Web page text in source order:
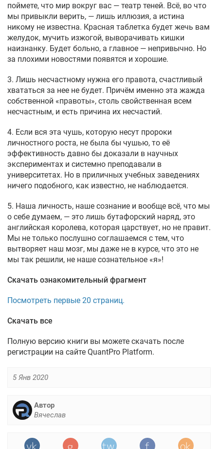
поймете, что мир вокруг вас — театр теней. Всё, во что
мы привыкли верить, — лишь иллюзия, а истина
никому не известна. Красная таблетка будет жечь вам
желудок, мучить изжогой, выворачивать кишки
наизнанку. Будет больно, а главное — непривычно. Но
за плохими новостями появятся и хорошие.
3. Лишь несчастному нужна его правота, счастливый
хвататься за нее не будет. Причём именно эта жажда
собственной «правоты», столь свойственная всем
несчастным, и есть причина их несчастий.
4. Если вся эта чушь, которую несут пророки
личностного роста, не была бы чушью, то её
эффективность давно бы доказали в научных
экспериментах и системно преподавали в
университетах. Но в приличных учебных заведениях
ничего подобного, как известно, не наблюдается.
5. Наша личность, наше сознание и вообще всё, что мы
о себе думаем, — это лишь бутафорский наряд, это
английская королева, которая царствует, но не правит.
Мы не только послушно соглашаемся с тем, что
вытворяет наш мозг, мы даже не в курсе, что это не
мы так решили, не наше сознательное «я»!
Скачать ознакомительный фрагмент
Посмотреть первые 20 страниц.
Скачать все
Полную версию книги вы можете скачать после
регистрации на сайте QuantPro Platform.
5 Янв 2020
Автор
Вячеслав